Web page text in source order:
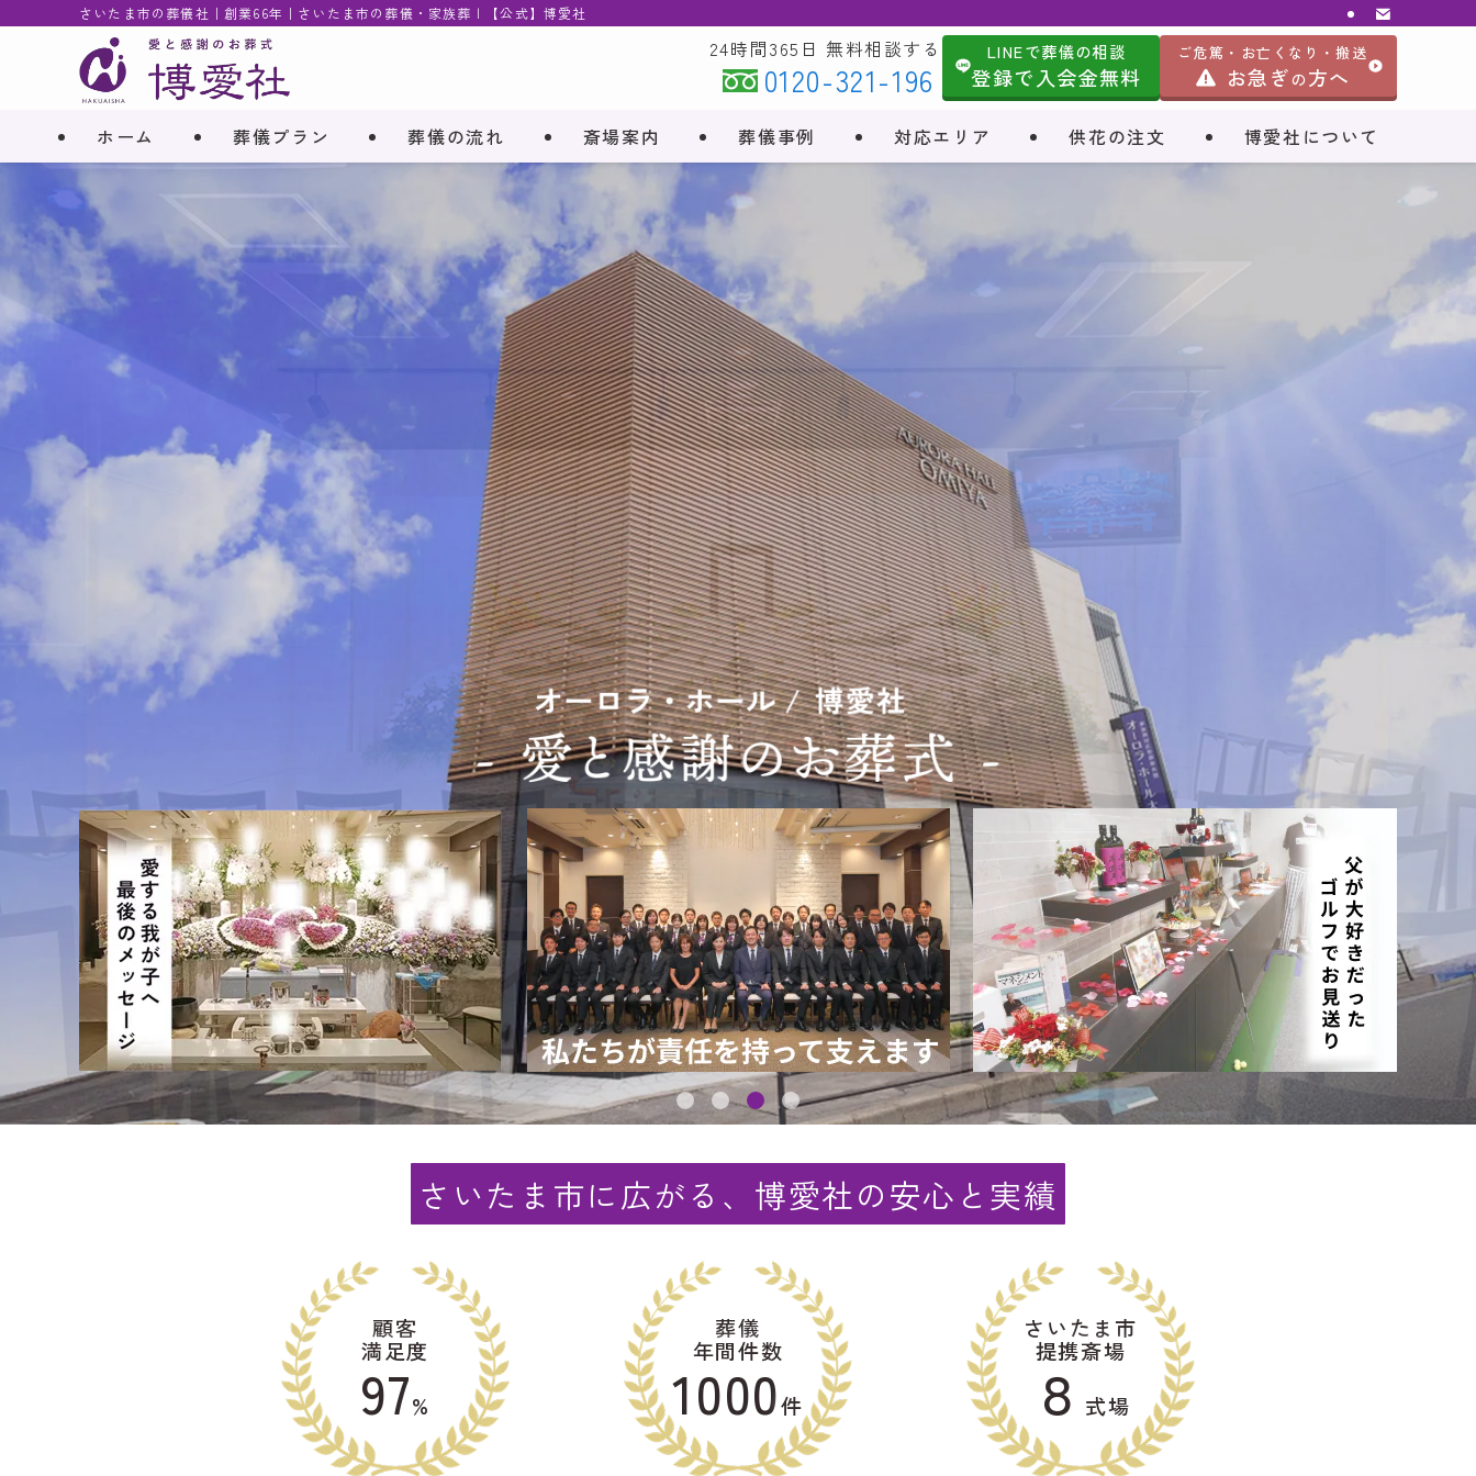
さいたま市の葬儀社｜創業66年｜さいたま市の葬儀・家族葬 | 【公式】博愛社
ホーム 葬儀プラン 葬儀の流れ 斎場案内 葬儀事例 対応エリア 供花の注文 博愛社について
24時間365日 無料相談する
0120-321-196
LINEで葬儀の相談
登録で入会金無料
ご危篤・お亡くなり・搬送
お急ぎの方へ
さいたま市に広がる、博愛社の安心と実績
顧客
満足度
97%
葬儀
年間件数
1000件
さいたま市
提携斎場
８ 式場